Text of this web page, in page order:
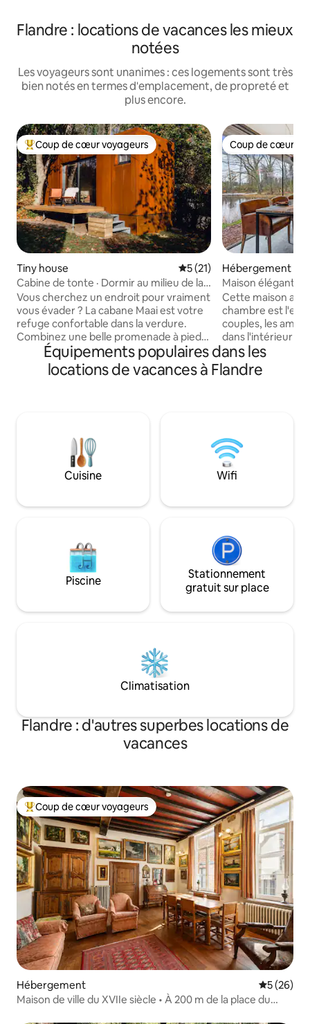
Flandre : locations de vacances les mieux
notées
Les voyageurs sont unanimes : ces logements sont très
bien notés en termes d'emplacement, de propreté et
plus encore.
Coups de cœur voyageurs les plus appréciés
Coup de cœur voyageurs
Tiny house Évaluation moyenne sur la
5 (21)
Cabine de tonte · Dormir au milieu de la
verdure
Vous cherchez un endroit pour vraiment
vous évader ? La cabane Maai est votre
refuge confortable dans la verdure.
Combinez une belle promenade à pied/à
vélo ou une escapade en ville avec une
belle nuit dans notre petite maison.
Réveillez-vous avec une vue sur les
plusieurs restaurants confortables à
distance de marche. Et vous souhaitez
commencer la journée tranquillement
avec le petit déjeuner ? Vous pourrez
déjeuner sur place.
Coup de cœur
Coup de cœur
Hébergement
Maison élégante
verdoyante
Cette maison au
chambre est
couples, les amis
dans l'intérieur
trouverez des
gamme, y
chambre et trois
qui en fait un
veulent s'évader
qualité ensemble.
accueillir
Équipements populaires dans les
locations de vacances à Flandre
Cuisine Wifi
Piscine
Stationnement
gratuit sur place
Climatisation
Flandre : d'autres superbes locations de
vacances
Coups de cœur voyageurs les plus appréciés
Coup de cœur voyageurs
Hébergement
5 (26)
Maison de ville du XVIIe siècle • À 200 m de la place du